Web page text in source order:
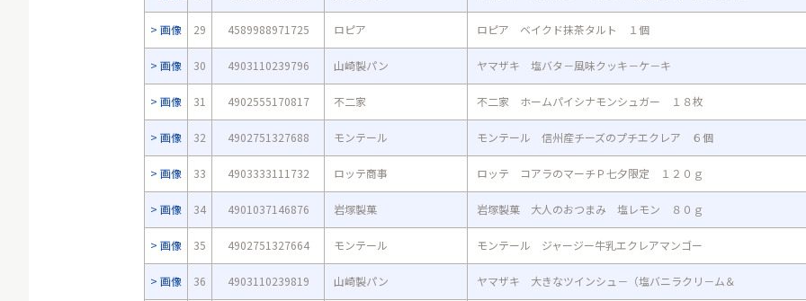
画像 29 4589988971725 ロピア ロピア ベイクド抹茶タルト １個
画像 30 4903110239796 山崎製パン ヤマザキ 塩バタ－風味クッキ－ケ－キ
画像 31 4902555170817 不二家 不二家 ホームパイシナモンシュガー １８枚
画像 32 4902751327688 モンテール モンテール 信州産チーズのプチエクレア ６個
画像 33 4903333111732 ロッテ商事 ロッテ コアラのマーチＰ七夕限定 １２０ｇ
画像 34 4901037146876 岩塚製菓 岩塚製菓 大人のおつまみ 塩レモン ８０ｇ
画像 35 4902751327664 モンテール モンテール ジャージー牛乳エクレアマンゴー
画像 36 4903110239819 山崎製パン ヤマザキ 大きなツインシュ－（塩バニラクリ－ム＆